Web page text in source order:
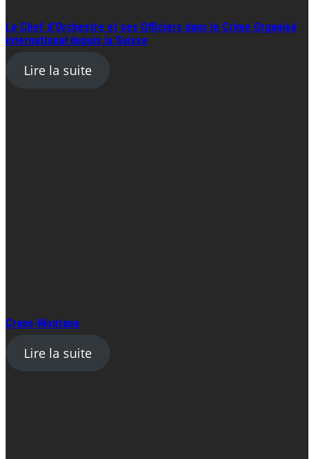
Le Chef d’Orchestre et ses Officiers dans le Crime Organisé
international depuis la Suisse
Lire la suite
Crans-Montana
Lire la suite